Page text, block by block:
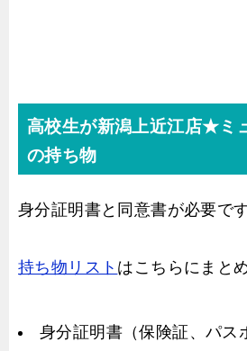
高校生が新潟上近江店★ミ
の持ち物
身分証明書と同意書が必要です
持ち物リスト はこちらにまと
身分証明書（保険証、パス